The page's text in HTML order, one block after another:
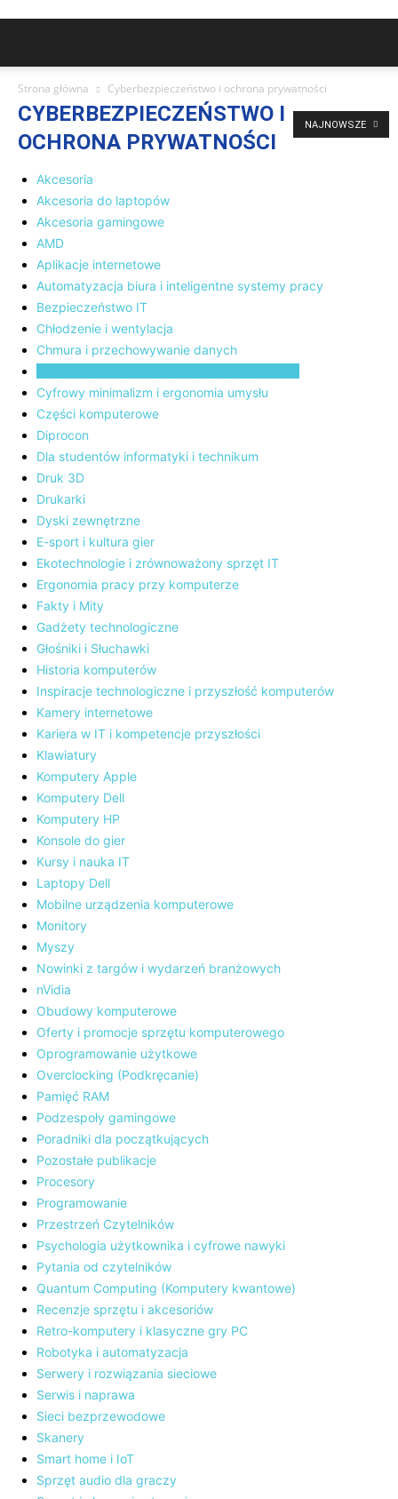
Strona główna Cyberbezpieczeństwo i ochrona prywatności
CYBERBEZPIECZEŃSTWO I
OCHRONA PRYWATNOŚCI
Akcesoria
Akcesoria do laptopów
Akcesoria gamingowe
AMD
Aplikacje internetowe
Automatyzacja biura i inteligentne systemy pracy
Bezpieczeństwo IT
Chłodzenie i wentylacja
Chmura i przechowywanie danych
Cyfrowy minimalizm i ergonomia umysłu
Części komputerowe
Diprocon
Dla studentów informatyki i technikum
Druk 3D
Drukarki
Dyski zewnętrzne
E-sport i kultura gier
Ekotechnologie i zrównoważony sprzęt IT
Ergonomia pracy przy komputerze
Fakty i Mity
Gadżety technologiczne
Głośniki i Słuchawki
Historia komputerów
Inspiracje technologiczne i przyszłość komputerów
Kamery internetowe
Kariera w IT i kompetencje przyszłości
Klawiatury
Komputery Apple
Komputery Dell
Komputery HP
Konsole do gier
Kursy i nauka IT
Laptopy Dell
Mobilne urządzenia komputerowe
Monitory
Myszy
Nowinki z targów i wydarzeń branżowych
nVidia
Obudowy komputerowe
Oferty i promocje sprzętu komputerowego
Oprogramowanie użytkowe
Overclocking (Podkręcanie)
Pamięć RAM
Podzespoły gamingowe
Poradniki dla początkujących
Pozostałe publikacje
Procesory
Programowanie
Przestrzeń Czytelników
Psychologia użytkownika i cyfrowe nawyki
Pytania od czytelników
Quantum Computing (Komputery kwantowe)
Recenzje sprzętu i akcesoriów
Retro-komputery i klasyczne gry PC
Robotyka i automatyzacja
Serwery i rozwiązania sieciowe
Serwis i naprawa
Sieci bezprzewodowe
Skanery
Smart home i IoT
Sprzęt audio dla graczy
NAJNOWSZE